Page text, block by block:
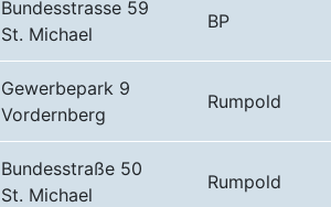
Bundesstrasse 59
St. Michael
BP
Gewerbepark 9
Vordernberg
Rumpold
Bundesstraße 50
St. Michael
Rumpold